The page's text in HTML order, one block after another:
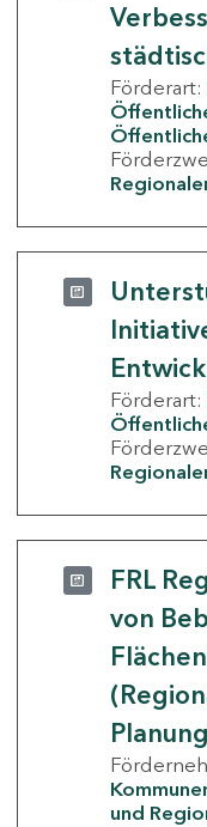
Förderart:
Förderart:
FRL
von
und